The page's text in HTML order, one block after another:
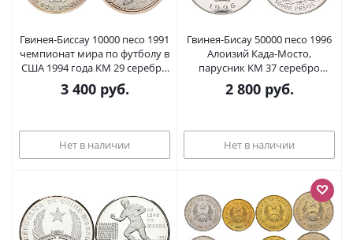
Гвинея-Биссау 10000 песо 1991
чемпионат мира по футболу в
США 1994 года KM 29 серебро
BUNC 00-00
3 400руб.
Нет в наличии
Гвинея-Бисау 50000 песо 1996
Алоизий Када-Мосто,
парусник KM 37 серебро
PROOF 1081-6-61
2 800руб.
Нет в наличии